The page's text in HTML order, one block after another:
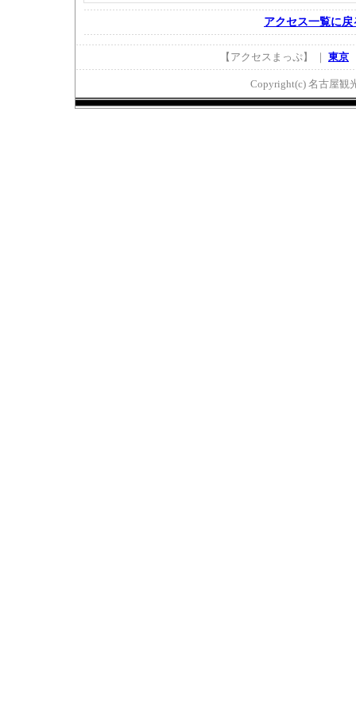
アクセス一覧に戻
【アクセスまっぷ】 ｜ 東京
Copyright(c) 名古屋観